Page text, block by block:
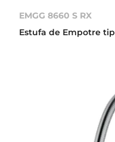
EMGG 8660 S RX
Estufa de Empotre